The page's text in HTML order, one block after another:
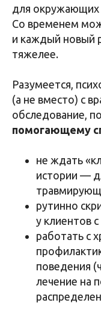
для окружающих
Со временем
и каждый новый
тяжелее.
Разумеется,
(а не вместо) с
обследование,
помогающему
не ждать
истории —
рутинно
у клиентов
работать с
поведения
лечение на